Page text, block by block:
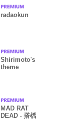
radaokun
Shirimoto's
theme
MAD RAT
DEAD - 搭檔